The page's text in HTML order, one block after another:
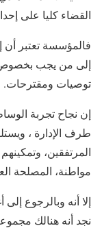
القضاء كليا على
فالمؤسسة تعتبر أن
إلى من يجب بخصوص
توصيات ومقترحات.
إن نجاح تجربة
طرف الإدارة ،
المرتفقين،
مواطنة، المصلحة
إلا أنه وبالرجوع
نجد أنه هنالك